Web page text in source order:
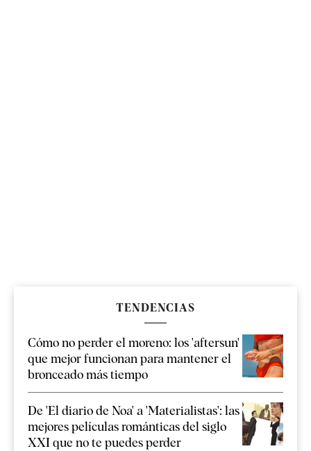
TENDENCIAS
Cómo no perder el moreno: los 'aftersun'
que mejor funcionan para mantener el
bronceado más tiempo
De 'El diario de Noa' a 'Materialistas': las
mejores películas románticas del siglo
XXI que no te puedes perder